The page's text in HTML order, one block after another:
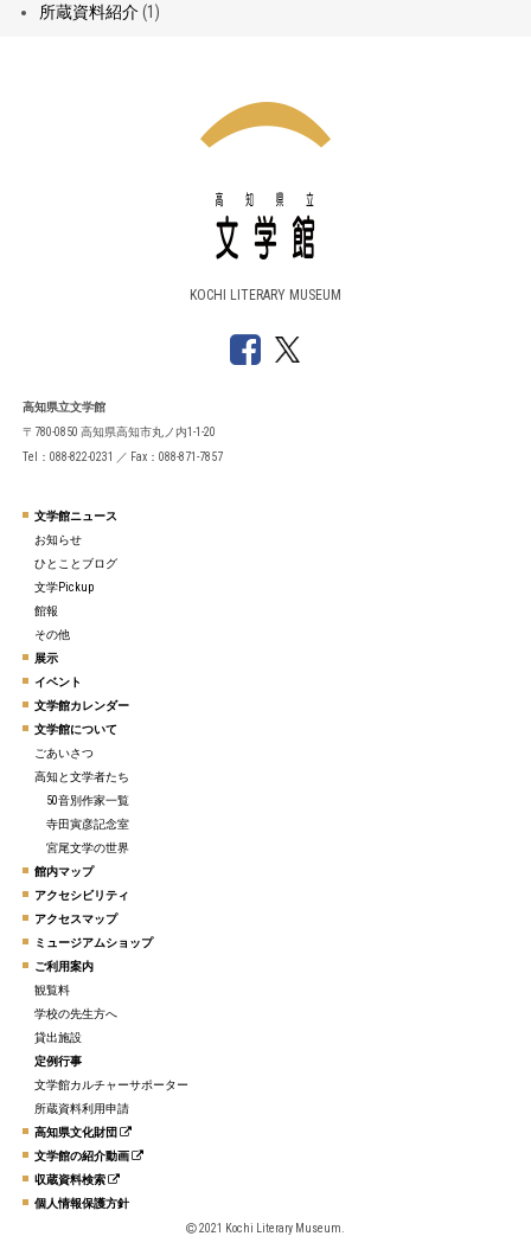
所蔵資料紹介(1)
KOCHI LITERARY MUSEUM
高知県立文学館
〒780-0850 高知県高知市丸ノ内1-1-20
Tel：088-822-0231 ／ Fax：088-871-7857
文学館ニュース
お知らせ
ひとことブログ
文学Pickup
館報
その他
展示
イベント
文学館カレンダー
文学館について
ごあいさつ
高知と文学者たち
50音別作家一覧
寺田寅彦記念室
宮尾文学の世界
館内マップ
アクセシビリティ
アクセスマップ
ミュージアムショップ
ご利用案内
観覧料
学校の先生方へ
貸出施設
定例行事
文学館カルチャーサポーター
所蔵資料利用申請
高知県文化財団
文学館の紹介動画
収蔵資料検索
個人情報保護方針
2021 Kochi Literary Museum.